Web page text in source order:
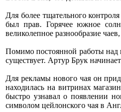
Для более тщательного
был прав. Горячее южное
великолепное разнообразие
Помимо постоянной работы над
существует. Артур Брук
Для рекламы нового чая он
находилась на витринах
быстро узнавал о появлении
символом цейлонского чая в